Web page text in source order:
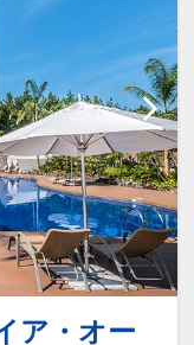
ご用意いた
ストオー
ットメニュ
ア・オー